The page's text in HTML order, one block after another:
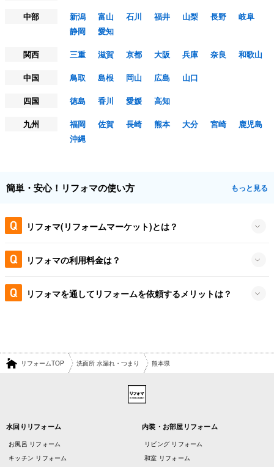
中部
新潟 富山 石川 福井 山梨 長野
岐阜
静岡
愛知
関西
三重 滋賀 京都 大阪 兵庫 奈良
和歌山
中国
鳥取 島根 岡山 広島
山口
四国
徳島 香川 愛媛
高知
九州
福岡 佐賀 長崎 熊本 大分 宮崎
鹿児島
沖縄
簡単・安心！リフォマの使い方 もっと見る
リフォマ(リフォームマーケット)とは？
リフォマの利用料金は？
リフォマを通してリフォームを依頼するメリットは？
リフォームTOP 洗面所 水漏れ・つまり 熊本県
水回りリフォーム
お風呂 リフォーム
キッチン リフォーム
内装・お部屋リフォーム
リビング リフォーム
和室 リフォーム